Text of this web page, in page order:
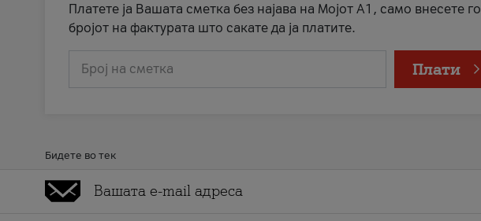
Платете ја Вашата сметка без најава на Мојот А1, само внесете го
бројот на фактурата што сакате да ја платите.
Број на сметка Плати
Бидете во тек